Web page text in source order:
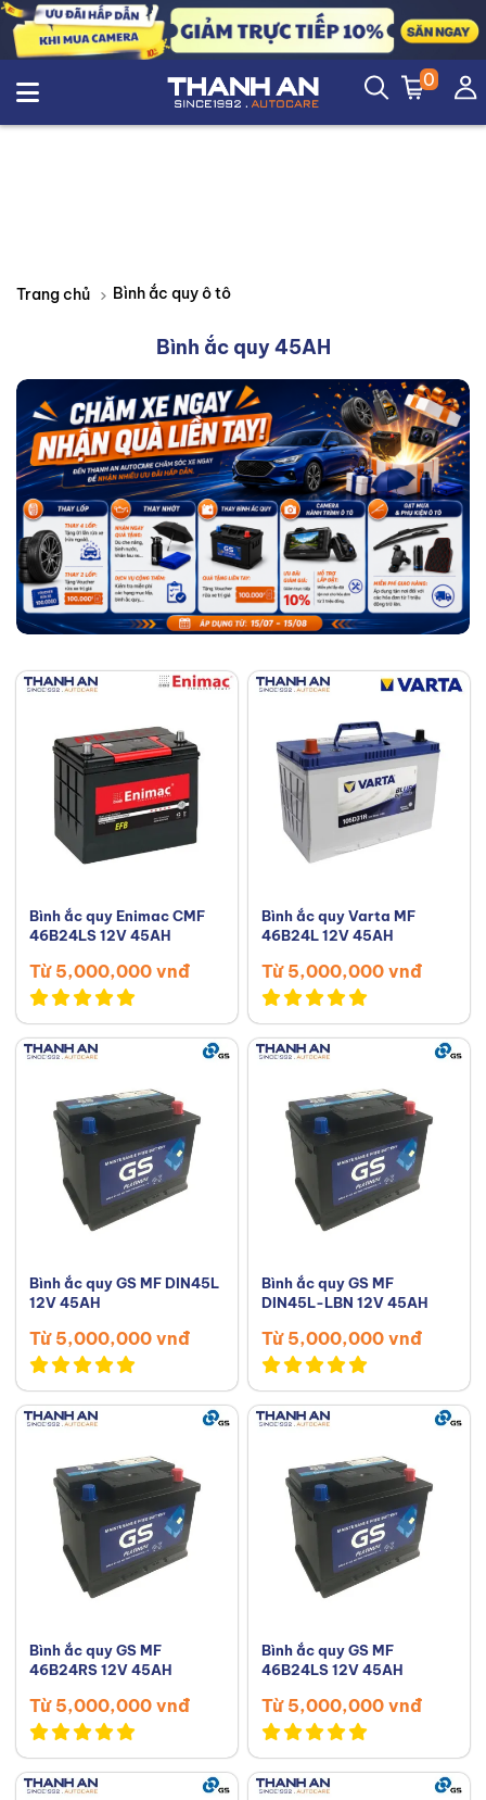
0
Trang chủ Bình ắc quy ô tô
Bình ắc quy 45AH
Bình ắc quy Enimac CMF
46B24LS 12V 45AH
Từ 5,000,000 vnđ
Bình ắc quy Varta MF
46B24L 12V 45AH
Từ 5,000,000 vnđ
Bình ắc quy GS MF DIN45L
12V 45AH
Từ 5,000,000 vnđ
Bình ắc quy GS MF
DIN45L-LBN 12V 45AH
Từ 5,000,000 vnđ
Bình ắc quy GS MF
46B24RS 12V 45AH
Từ 5,000,000 vnđ
Bình ắc quy GS MF
46B24LS 12V 45AH
Từ 5,000,000 vnđ